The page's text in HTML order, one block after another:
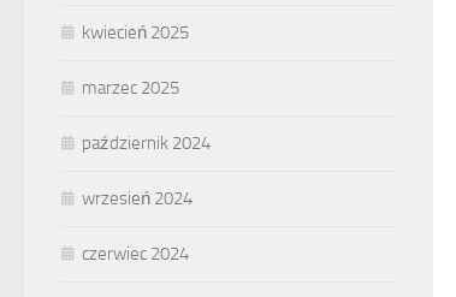
kwiecień 2025
marzec 2025
październik 2024
wrzesień 2024
czerwiec 2024